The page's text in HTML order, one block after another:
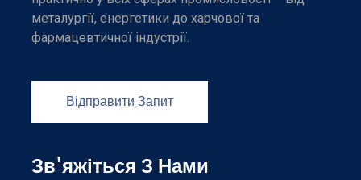
металургії, енергетики до харчової та
фармацевтичної індустрії.
Відправити Запит
Зв'яжіться З Нами